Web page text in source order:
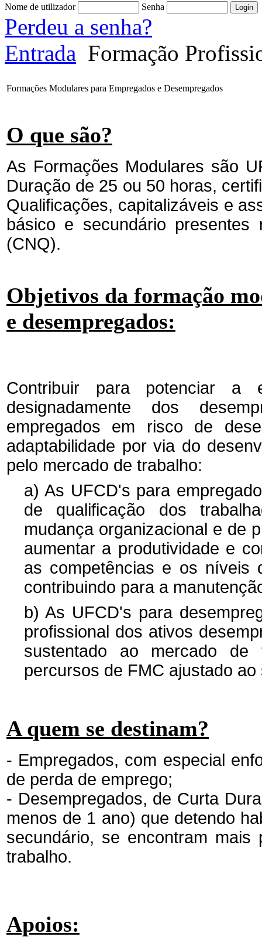
Nome de utilizador Senha
Perdeu a senha?
Entrada Formação
Formações Modulares para Empregados e Desempregados
O que são?
As Formações Modulares são
Duração de 25 ou 50 horas,
Qualificações, capitalizáveis e
básico e secundário presentes
(CNQ).
Objetivos da formação
e desempregados:
Contribuir para potenciar a
designadamente dos
empregados em risco de
adaptabilidade por via do
pelo mercado de trabalho:
a) As UFCD's para
de qualificação dos
mudança organizacional e de
aumentar a produtividade e
as competências e os níveis
contribuindo para a
b) As UFCD's para
profissional dos ativos
sustentado ao mercado de
percursos de FMC ajustado
A quem se destinam?
- Empregados, com especial
de perda de emprego;
- Desempregados, de Curta
menos de 1 ano) que detendo
secundário, se encontram
trabalho.
Apoios: